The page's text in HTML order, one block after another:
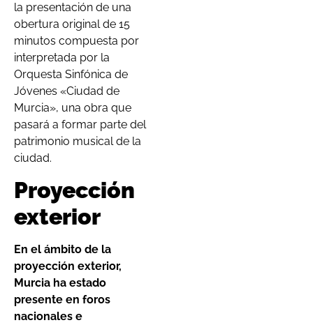
la presentación de una
obertura original de 15
minutos compuesta por
interpretada por la
Orquesta Sinfónica de
Jóvenes «Ciudad de
Murcia», una obra que
pasará a formar parte del
patrimonio musical de la
ciudad.
Proyección
exterior
En el ámbito de la
proyección exterior,
Murcia ha estado
presente en foros
nacionales e